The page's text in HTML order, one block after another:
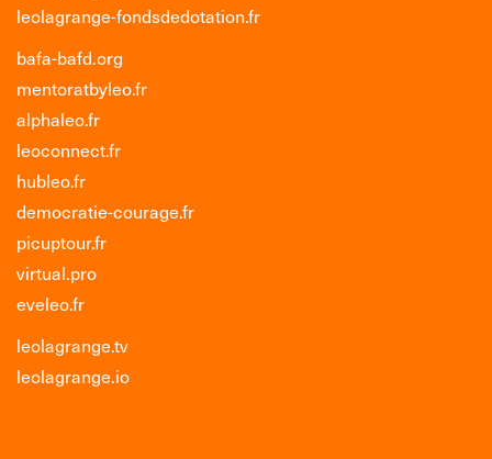
leolagrange-fondsdedotation.fr
bafa-bafd.org
mentoratbyleo.fr
alphaleo.fr
leoconnect.fr
hubleo.fr
democratie-courage.fr
picuptour.fr
virtual.pro
eveleo.fr
leolagrange.tv
leolagrange.io